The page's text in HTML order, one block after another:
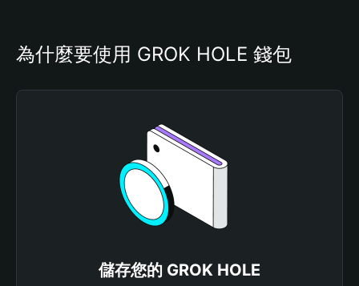
為什麼要使用 GROK HOLE 錢包
儲存您的 GROK HOLE